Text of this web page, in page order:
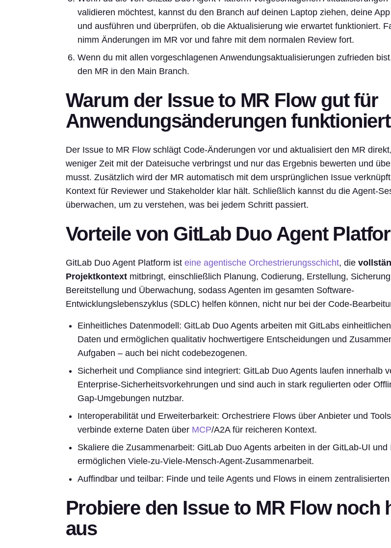
validieren möchtest, kannst du den Branch auf deinen Laptop ziehen, deine
und ausführen und überprüfen, ob die Aktualisierung wie erwartet funktioniert.
nimm Änderungen im MR vor und fahre mit dem normalen Review fort.
Wenn du mit allen vorgeschlagenen Anwendungsaktualisierungen zufrieden
den MR in den Main Branch.
Warum der Issue to MR Flow gut für
Anwendungsänderungen funktioniert
Der Issue to MR Flow schlägt Code-Änderungen vor und aktualisiert den MR
weniger Zeit mit der Dateisuche verbringst und nur das Ergebnis bewerten und
musst. Zusätzlich wird der MR automatisch mit dem ursprünglichen Issue
Kontext für Reviewer und Stakeholder klar hält. Schließlich kannst du die Agent-
überwachen, um zu verstehen, was bei jedem Schritt passiert.
Vorteile von GitLab Duo Agent
GitLab Duo Agent Platform ist eine agentische Orchestrierungsschicht, die
Projektkontextmitbringt, einschließlich Planung, Codierung, Erstellung,
Bereitstellung und Überwachung, sodass Agenten im gesamten Software-
Entwicklungslebenszyklus (SDLC) helfen können, nicht nur bei der Code-
Einheitliches Datenmodell: GitLab Duo Agents arbeiten mit GitLabs
Daten und ermöglichen qualitativ hochwertigere Entscheidungen und
Aufgaben – auch bei nicht codebezogenen.
Sicherheit und Compliance sind integriert: GitLab Duo Agents laufen innerhalb
Enterprise-Sicherheitsvorkehrungen und sind auch in stark regulierten oder
Gap-Umgebungen nutzbar.
Interoperabilität und Erweiterbarkeit: Orchestriere Flows über Anbieter und
verbinde externe Daten über MCP/A2A für reicheren Kontext.
Skaliere die Zusammenarbeit: GitLab Duo Agents arbeiten in der GitLab-UI und
ermöglichen Viele-zu-Viele-Mensch-Agent-Zusammenarbeit.
Auffindbar und teilbar: Finde und teile Agents und Flows in einem
Probiere den Issue to MR Flow noch
aus